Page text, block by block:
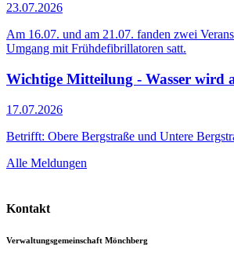
23.07.2026
Am 16.07. und am 21.07. fanden zwei
Umgang mit Frühdefibrillatoren satt.
Wichtige Mitteilung - Wasser wird
17.07.2026
Betrifft: Obere Bergstraße und Untere
Alle Meldungen
Kontakt
Verwaltungsgemeinschaft Mönchberg